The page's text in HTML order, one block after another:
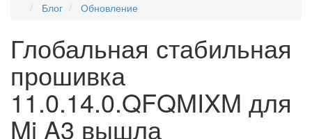
Блог
Обновление
Глобальная стабильная
прошивка
11.0.14.0.QFQMIXM для
Mi A3 вышла